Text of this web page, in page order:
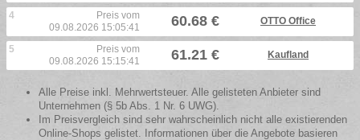
4
Preis vom
09.08.2026 15:05:41
60.68 € OTTO Office
5
Preis vom
09.08.2026 15:15:41
61.21 € Kaufland
Alle Preise inkl. Mehrwertsteuer. Alle gelisteten Anbieter sind
Unternehmen (§ 5b Abs. 1 Nr. 6 UWG).
Im Preisvergleich sind sehr wahrscheinlich nicht alle existierenden
Online-Shops gelistet. Informationen über die Angebote basieren